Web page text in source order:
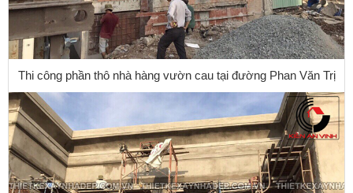
Thi công phần thô nhà hàng vườn cau tại đường Phan Văn Trị